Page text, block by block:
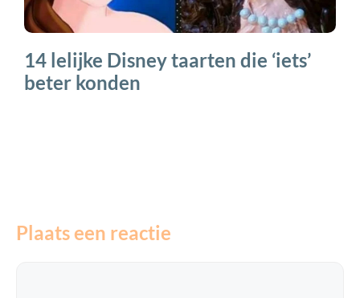
14 lelijke Disney taarten die ‘iets’
beter konden
Plaats een reactie